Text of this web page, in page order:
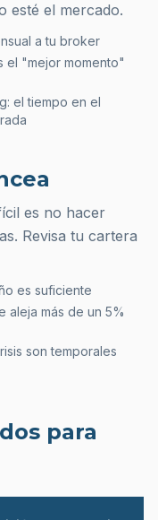
esté el mercado.
a tu broker
el "mejor momento"
el tiempo en el
es no hacer
Revisa tu cartera
es suficiente
aleja más de un 5%
son temporales
para